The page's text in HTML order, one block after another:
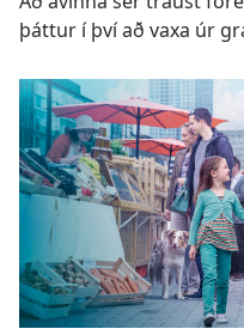
þáttur í því að vaxa úr